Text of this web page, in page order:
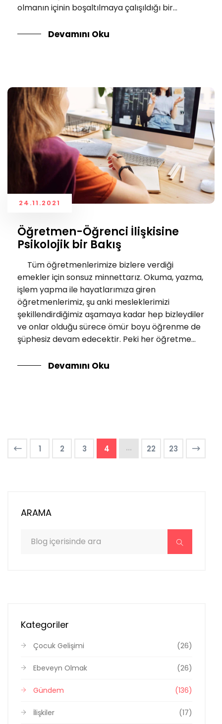
olmanın içinin boşaltılmaya çalışıldığı bir...
Devamını Oku
24.11.2021
Öğretmen-Öğrenci İlişkisine
Psikolojik bir Bakış
Tüm öğretmenlerimize bizlere verdiği
emekler için sonsuz minnettarız. Okuma, yazma,
işlem yapma ile hayatlarımıza giren
öğretmenlerimiz, şu anki mesleklerimizi
şekillendirdiğimiz aşamaya kadar hep bizleydiler
ve onlar olduğu sürece ömür boyu öğrenme de
şüphesiz devam edecektir. Peki her öğretme...
Devamını Oku
1 2 3 4 ... 22 23
ARAMA
Kategoriler
Çocuk Gelişimi (26)
Ebeveyn Olmak (26)
Gündem (136)
İlişkiler (17)